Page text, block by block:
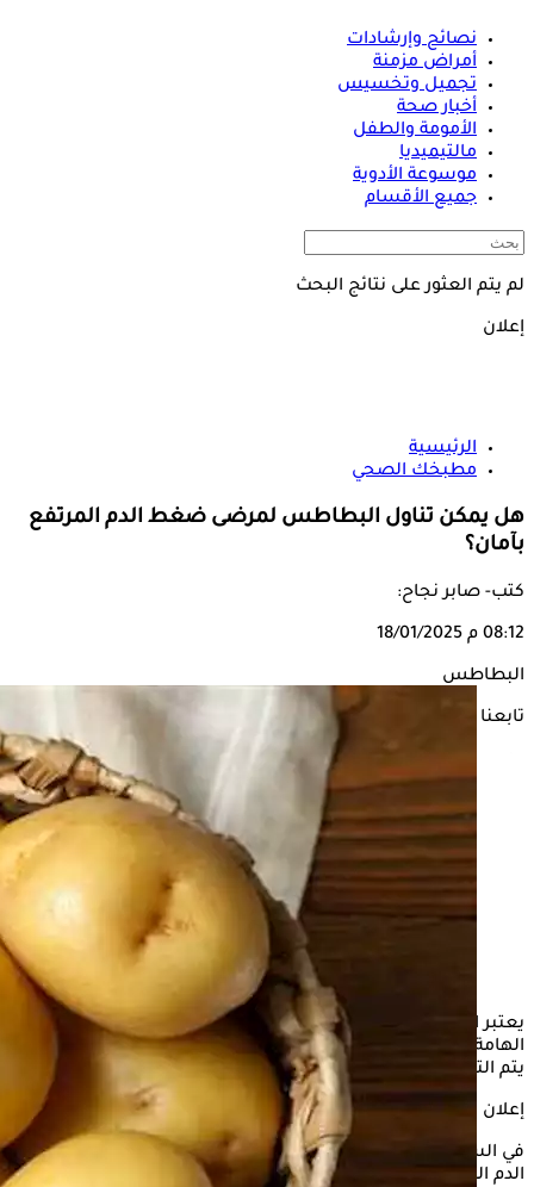
نصائح وإرشادات
أمراض مزمنة
تجميل وتخسيس
أخبار صحة
الأمومة والطفل
مالتيميديا
موسوعة الأدوية
جميع الأقسام
لم يتم العثور على نتائج البحث
إعلان
الرئيسية
مطبخك الصحي
هل يمكن تناول البطاطس لمرضى ضغط الدم المرتفع
بآمان؟
كتب- صابر نجاح:
08:12 م 18/01/2025
البطاطس
تابعنا على
يعتبر النظام الغذائي لمرضى ضغط الدم المرتفع، من العادات
الهامة في الحفاظ على مستوياته طبيعية دون أي مضاعفات، لذلك
يتم التساؤل عن البطاطس.
إعلان
في السياق التالي، يوضح " الكونسلتو"، هل يمكن لمرضى ضغط
الدم المرتفع تناول
البطاطسبآمان، وذلك حسبما جاء في موقع، "